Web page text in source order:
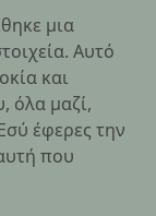
μια
Αυτό
και
όλα μαζί,
έφερες την
που